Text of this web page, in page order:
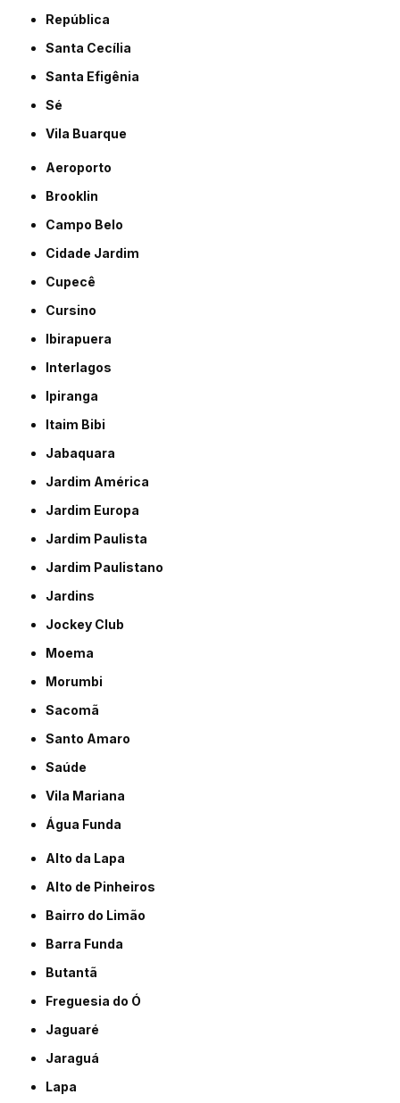
República
Santa Cecília
Santa Efigênia
Sé
Vila Buarque
Aeroporto
Brooklin
Campo Belo
Cidade Jardim
Cupecê
Cursino
Ibirapuera
Interlagos
Ipiranga
Itaim Bibi
Jabaquara
Jardim América
Jardim Europa
Jardim Paulista
Jardim Paulistano
Jardins
Jockey Club
Moema
Morumbi
Sacomã
Santo Amaro
Saúde
Vila Mariana
Água Funda
Alto da Lapa
Alto de Pinheiros
Bairro do Limão
Barra Funda
Butantã
Freguesia do Ó
Jaguaré
Jaraguá
Lapa